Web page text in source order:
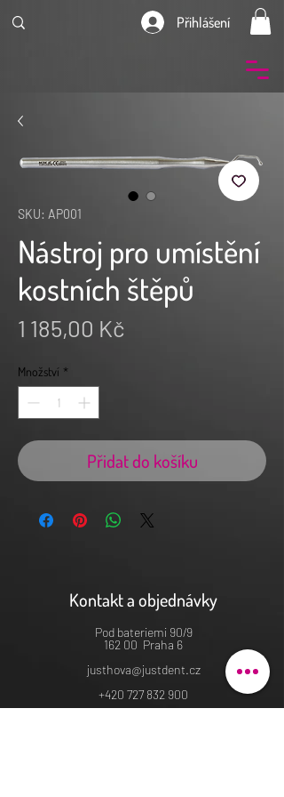
Přihlášení
SKU: AP001
Nástroj pro umístění
kostních štěpů
1 185,00 Kč
Množství *
Přidat do košíku
Kontakt a objednávky
Pod bateriemi 90/9
162 00 Praha 6
justhova@justdent.cz
+420 727 832 900